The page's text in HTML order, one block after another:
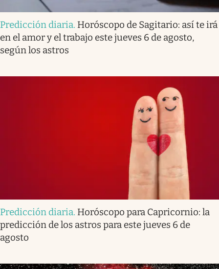
Predicción diaria. Horóscopo de Sagitario: así te irá
en el amor y el trabajo este jueves 6 de agosto,
según los astros
Predicción diaria. Horóscopo para Capricornio: la
predicción de los astros para este jueves 6 de
agosto